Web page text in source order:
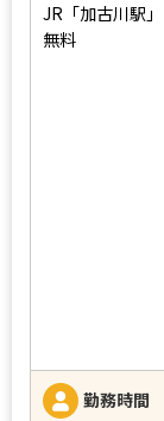
JR「加古川駅
無料
勤務時間